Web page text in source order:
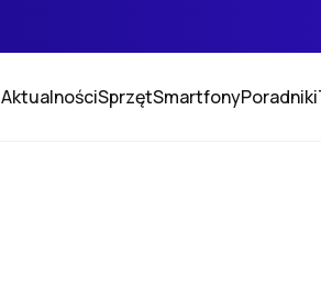
AktualnościSprzętSmartfonyPoradniki